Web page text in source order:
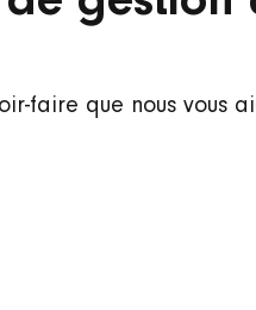
faire que nous vous